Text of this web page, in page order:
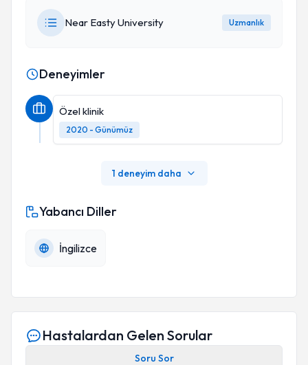
Near Easty University Uzmanlık
Deneyimler
Özel klinik
2020 - Günümüz
1 deneyim daha
Yabancı Diller
İngilizce
Hastalardan Gelen Sorular
Soru Sor